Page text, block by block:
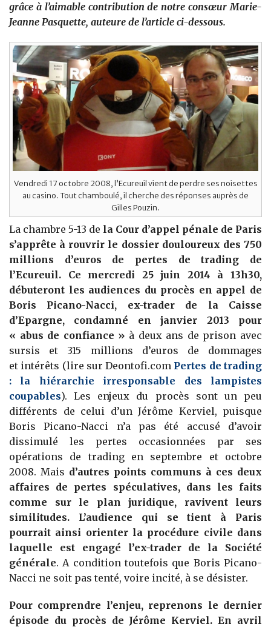
grâce à l’aimable contribution de notre consœur Marie-
Jeanne Pasquette, auteure de l’article ci-dessous.
Vendredi 17 octobre 2008, l’Ecureuil vient de perdre ses noisettes
au casino. Tout chamboulé, il cherche des réponses auprès de
Gilles Pouzin.
La chambre 5-13 de la Cour d’appel pénale de Paris
s’apprête à rouvrir le dossier douloureux des 750
millions d’euros de pertes de trading de
l’Ecureuil. Ce mercredi 25 juin 2014 à 13h30,
débuteront les audiences du procès en appel de
Boris Picano-Nacci, ex-trader de la Caisse
d’Epargne, condamné en janvier 2013 pour
« abus de confiance » à deux ans de prison avec
sursis et 315 millions d’euros de dommages
et intérêts (lire sur Deontofi.com Pertes de trading
: la hiérarchie irresponsable des lampistes
coupables). Les enjeux du procès sont un peu
différents de celui d’un Jérôme Kerviel, puisque
Boris Picano-Nacci n’a pas été accusé d’avoir
dissimulé les pertes occasionnées par ses
opérations de trading en septembre et octobre
2008. Mais d’autres points communs à ces deux
affaires de pertes spéculatives, dans les faits
comme sur le plan juridique, ravivent leurs
similitudes. L’audience qui se tient à Paris
pourrait ainsi orienter la procédure civile dans
laquelle est engagé l’ex-trader de la Société
générale. A condition toutefois que Boris Picano-
Nacci ne soit pas tenté, voire incité, à se désister.
Pour comprendre l’enjeu, reprenons le dernier
épisode du procès de Jérôme Kerviel. En avril